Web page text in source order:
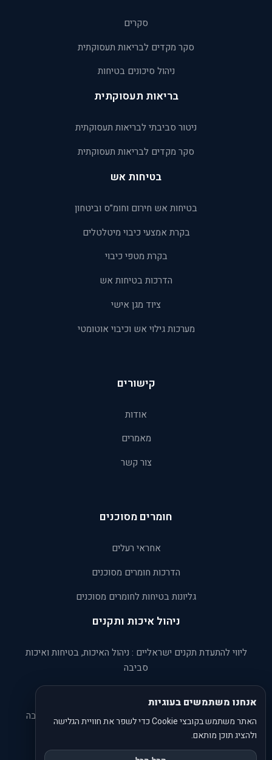
סקרים
סקר מקדים לבריאות תעסוקתית
ניהול סיכונים בטיחות
בריאות תעסוקתית
ניטור סביבתי לבריאות תעסוקתית
סקר מקדים לבריאות תעסוקתית
בטיחות אש
בטיחות אש חירום וחומ”ס וביטחון
בקרת אמצעי כיבוי מיטלטלים
בקרת מטפי כיבוי
הדרכות בטיחות אש
ציוד מגן אישי
מערכות גילוי אש וכיבוי אוטומטי
קישורים
אודות
מאמרים
צור קשר
חומרים מסוכנים
אחראי רעלים
הדרכות חומרים מסוכנים
גליונות בטיחות לחומרים מסוכנים
ניהול איכות ותקנים
ליווי להתעדת תקנים ישראליים : ניהול האיכות, בטיחות ואיכות
סביבה
קישורים לחוקים תקנות וצווים בתחומי בטיחות, חירום וסביבה
אנחנו משתמשים בעוגיות
האתר משתמש בקובצי Cookie כדי לשפר את חוויית הגלישה
ולהציג תוכן מותאם.